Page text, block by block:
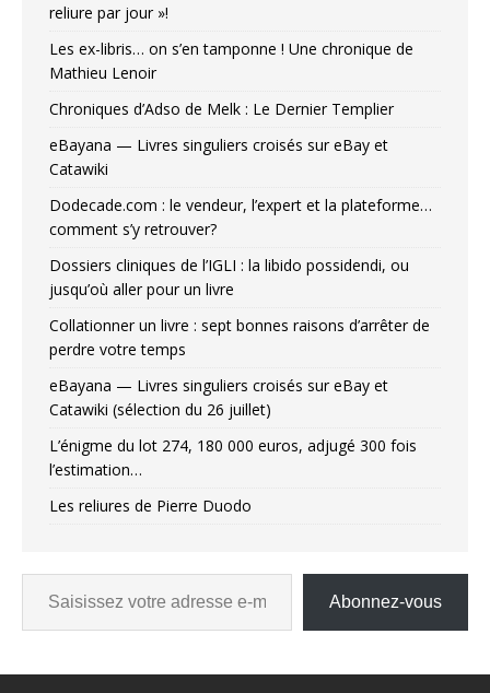
reliure par jour »!
Les ex-libris… on s’en tamponne ! Une chronique de
Mathieu Lenoir
Chroniques d’Adso de Melk : Le Dernier Templier
eBayana — Livres singuliers croisés sur eBay et
Catawiki
Dodecade.com : le vendeur, l’expert et la plateforme…
comment s’y retrouver?
Dossiers cliniques de l’IGLI : la libido possidendi, ou
jusqu’où aller pour un livre
Collationner un livre : sept bonnes raisons d’arrêter de
perdre votre temps
eBayana — Livres singuliers croisés sur eBay et
Catawiki (sélection du 26 juillet)
L’énigme du lot 274, 180 000 euros, adjugé 300 fois
l’estimation…
Les reliures de Pierre Duodo
Abonnez-vous